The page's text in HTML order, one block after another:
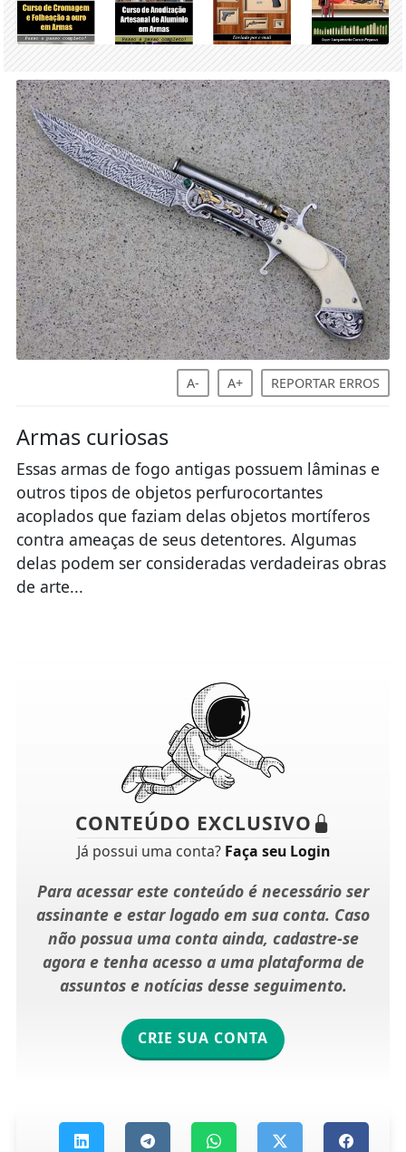
A- A+ REPORTAR ERROS
Armas curiosas
Essas armas de fogo antigas possuem lâminas e
outros tipos de objetos perfurocortantes
acoplados que faziam delas objetos mortíferos
contra ameaças de seus detentores. Algumas
delas podem ser consideradas verdadeiras obras
de arte...
CONTEÚDO EXCLUSIVO
Já possui uma conta? Faça seu Login
Para acessar este conteúdo é necessário ser
assinante e estar logado em sua conta. Caso
não possua uma conta ainda, cadastre-se
agora e tenha acesso a uma plataforma de
assuntos e notícias desse seguimento.
CRIE SUA CONTA